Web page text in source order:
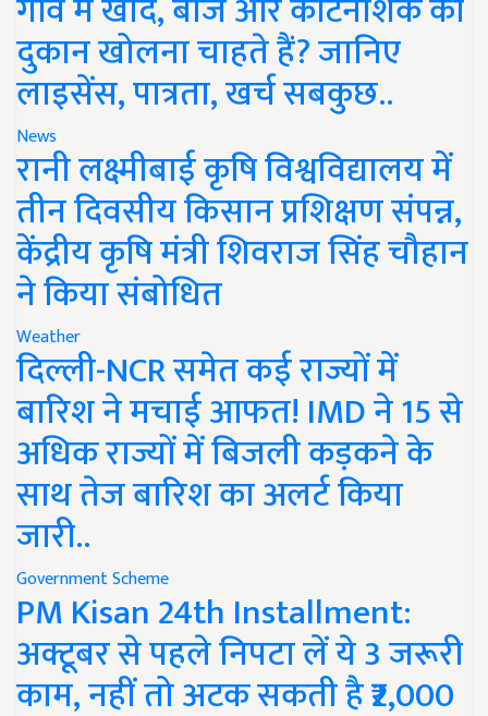
दुकान खोलना चाहते हैं? जानिए
लाइसेंस, पात्रता, खर्च सबकुछ..
News
रानी लक्ष्मीबाई कृषि विश्वविद्यालय में
तीन दिवसीय किसान प्रशिक्षण संपन्न,
केंद्रीय कृषि मंत्री शिवराज सिंह चौहान
ने किया संबोधित
Weather
दिल्ली-NCR समेत कई राज्यों में
बारिश ने मचाई आफत! IMD ने 15 से
अधिक राज्यों में बिजली कड़कने के
साथ तेज बारिश का अलर्ट किया
जारी..
Government Scheme
PM Kisan 24th Installment:
अक्टूबर से पहले निपटा लें ये 3 जरूरी
काम, नहीं तो अटक सकती है ₹2,000